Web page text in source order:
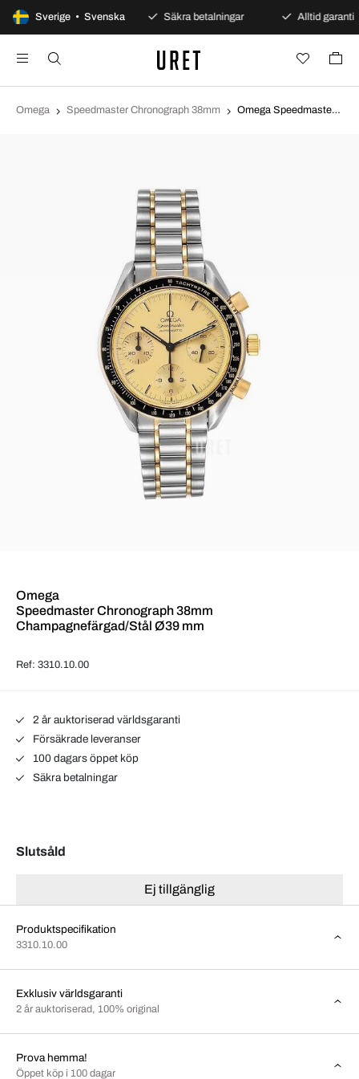
Sverige • Svenska
100 dagars öppet köp Säkra betalningar Alltid garanti
Omega Speedmaster Chronograph 38mm Omega Speedmaster Chronograph 38mm Champagnefärgad/Stål Ø39 mm 3310.10.00
Omega
Speedmaster Chronograph 38mm
Champagnefärgad/Stål Ø39 mm
Ref: 3310.10.00
2 år auktoriserad världsgaranti
Försäkrade leveranser
100 dagars öppet köp
Säkra betalningar
Slutsåld
Ej tillgänglig
Produktspecifikation
3310.10.00
Exklusiv världsgaranti
2 år auktoriserad, 100% original
Prova hemma!
Öppet köp i 100 dagar